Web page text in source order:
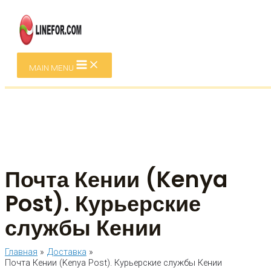
MAIN MENU
Почта Кении (Kenya
Post). Курьерские
службы Кении
Главная
Доставка
Почта Кении (Kenya Post). Курьерские службы Кении